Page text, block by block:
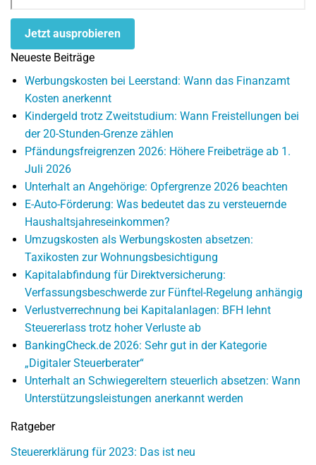
Jetzt ausprobieren
Neueste Beiträge
Werbungskosten bei Leerstand: Wann das Finanzamt
Kosten anerkennt
Kindergeld trotz Zweitstudium: Wann Freistellungen bei
der 20-Stunden-Grenze zählen
Pfändungsfreigrenzen 2026: Höhere Freibeträge ab 1.
Juli 2026
Unterhalt an Angehörige: Opfergrenze 2026 beachten
E-Auto-Förderung: Was bedeutet das zu versteuernde
Haushaltsjahreseinkommen?
Umzugskosten als Werbungskosten absetzen:
Taxikosten zur Wohnungsbesichtigung
Kapitalabfindung für Direktversicherung:
Verfassungsbeschwerde zur Fünftel-Regelung anhängig
Verlustverrechnung bei Kapitalanlagen: BFH lehnt
Steuererlass trotz hoher Verluste ab
BankingCheck.de 2026: Sehr gut in der Kategorie
„Digitaler Steuerberater“
Unterhalt an Schwiegereltern steuerlich absetzen: Wann
Unterstützungsleistungen anerkannt werden
Ratgeber
Steuererklärung für 2023: Das ist neu